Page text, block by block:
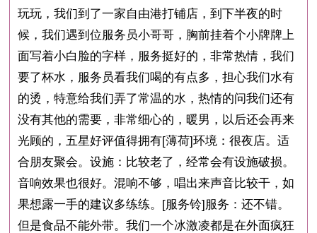
玩玩，我们到了一家自由港打铺店，到下半夜的时
候，我们遇到位服务员小哥哥，胸前挂着个小牌牌上
面写着小白脸的字样，服务挺好的，非常热情，我们
要了杯水，服务员看我们喝的有点多，担心我们水有
的烫，特意给我们弄了常温的水，热情的问我们还有
没有其他的需要，非常细心的，暖男，以后还会再来
光顾的，五星好评值得拥有[薄荷]环境：很夜店。适
合朋友聚会。设施：比较老了，经常会有设施破损。
音响效果也很好。混响不够，唱出来声音比较干，如
果想露一手的建议多练练。[服务铃]服务：还不错。
但是食品不能外带。我们一个冰激凌都是在外面疯狂